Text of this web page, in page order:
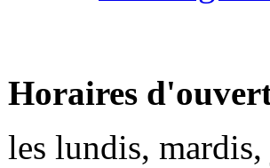
Horaires
les lundis,